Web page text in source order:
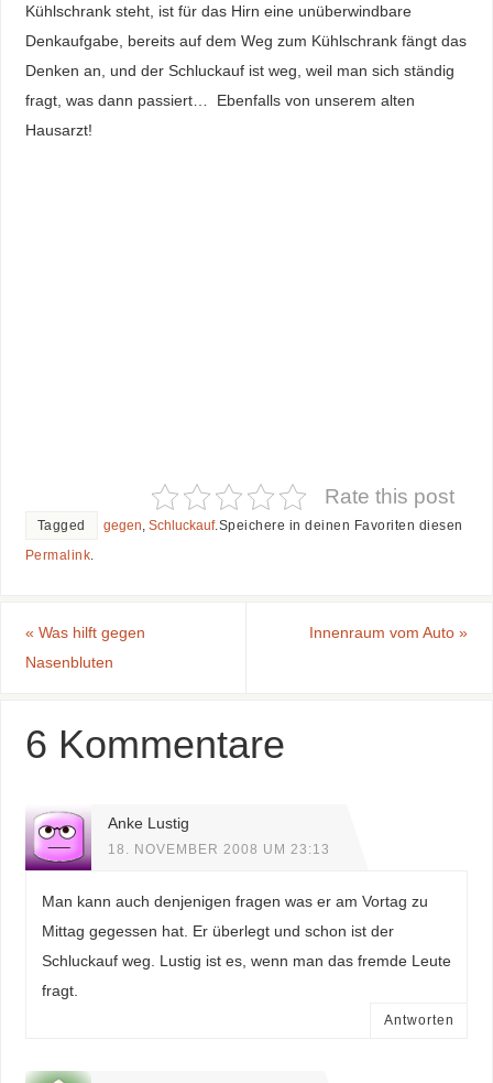
Kühlschrank steht, ist für das Hirn eine unüberwindbare
Denkaufgabe, bereits auf dem Weg zum Kühlschrank fängt das
Denken an, und der Schluckauf ist weg, weil man sich ständig
fragt, was dann passiert… Ebenfalls von unserem alten
Hausarzt!
Rate this post
Tagged gegen, Schluckauf.Speichere in deinen Favoriten diesen
Permalink.
« Was hilft gegen
Nasenbluten
Innenraum vom Auto»
6 Kommentare
Anke Lustig
18. NOVEMBER 2008 UM 23:13
Man kann auch denjenigen fragen was er am Vortag zu
Mittag gegessen hat. Er überlegt und schon ist der
Schluckauf weg. Lustig ist es, wenn man das fremde Leute
fragt.
Antworten